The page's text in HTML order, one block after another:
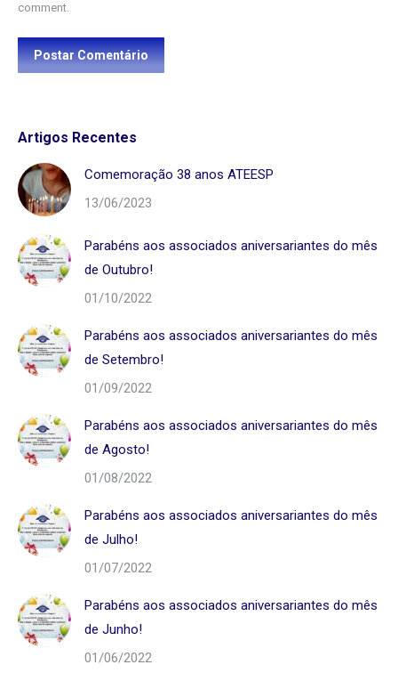
comment.
Postar Comentário
Artigos Recentes
Comemoração 38 anos ATEESP
13/06/2023
Parabéns aos associados aniversariantes do mês
de Outubro!
01/10/2022
Parabéns aos associados aniversariantes do mês
de Setembro!
01/09/2022
Parabéns aos associados aniversariantes do mês
de Agosto!
01/08/2022
Parabéns aos associados aniversariantes do mês
de Julho!
01/07/2022
Parabéns aos associados aniversariantes do mês
de Junho!
01/06/2022